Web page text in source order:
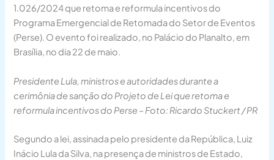
1.026/2024 que retoma e reformula incentivos do
Programa Emergencial de Retomada do Setor de Eventos
(Perse). O evento foi realizado, no Palácio do Planalto, em
Brasília, no dia 22 de maio.
Presidente Lula, ministros e autoridades durante a
cerimônia de sanção do Projeto de Lei que retoma e
reformula incentivos do Perse – Foto: Ricardo Stuckert / PR
Segundo a lei, assinada pelo presidente da República, Luiz
Inácio Lula da Silva, na presença de ministros de Estado,